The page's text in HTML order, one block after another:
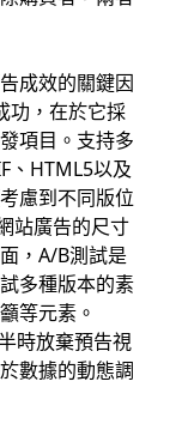
成效的關鍵因
功，在於它採
項目。支持多
、HTML5以及
慮到不同版位
站廣告的尺寸
，A/B測試是
多種版本的素
等元素。
時放棄預告視
數據的動態調